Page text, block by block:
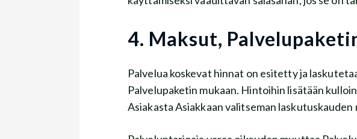
4. Maksut,
Palvelua koskevat hinnat on esitetty ja
Palvelupaketin mukaan. Hintoihin lisätään
Asiakasta Asiakkaan valitseman